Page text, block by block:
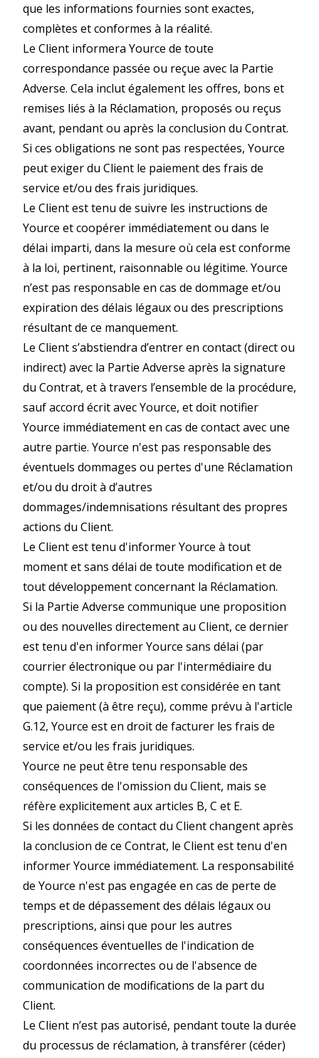
que les informations fournies sont exactes,
complètes et conformes à la réalité.
Le Client informera Yource de toute
correspondance passée ou reçue avec la Partie
Adverse. Cela inclut également les offres, bons et
remises liés à la Réclamation, proposés ou reçus
avant, pendant ou après la conclusion du Contrat.
Si ces obligations ne sont pas respectées, Yource
peut exiger du Client le paiement des frais de
service et/ou des frais juridiques.
Le Client est tenu de suivre les instructions de
Yource et coopérer immédiatement ou dans le
délai imparti, dans la mesure où cela est conforme
à la loi, pertinent, raisonnable ou légitime. Yource
n’est pas responsable en cas de dommage et/ou
expiration des délais légaux ou des prescriptions
résultant de ce manquement.
Le Client s’abstiendra d’entrer en contact (direct ou
indirect) avec la Partie Adverse après la signature
du Contrat, et à travers l’ensemble de la procédure,
sauf accord écrit avec Yource, et doit notifier
Yource immédiatement en cas de contact avec une
autre partie. Yource n'est pas responsable des
éventuels dommages ou pertes d'une Réclamation
et/ou du droit à d’autres
dommages/indemnisations résultant des propres
actions du Client.
Le Client est tenu d'informer Yource à tout
moment et sans délai de toute modification et de
tout développement concernant la Réclamation.
Si la Partie Adverse communique une proposition
ou des nouvelles directement au Client, ce dernier
est tenu d'en informer Yource sans délai (par
courrier électronique ou par l'intermédiaire du
compte). Si la proposition est considérée en tant
que paiement (à être reçu), comme prévu à l'article
G.12, Yource est en droit de facturer les frais de
service et/ou les frais juridiques.
Yource ne peut être tenu responsable des
conséquences de l'omission du Client, mais se
réfère explicitement aux articles B, C et E.
Si les données de contact du Client changent après
la conclusion de ce Contrat, le Client est tenu d'en
informer Yource immédiatement. La responsabilité
de Yource n'est pas engagée en cas de perte de
temps et de dépassement des délais légaux ou
prescriptions, ainsi que pour les autres
conséquences éventuelles de l'indication de
coordonnées incorrectes ou de l'absence de
communication de modifications de la part du
Client.
Le Client n’est pas autorisé, pendant toute la durée
du processus de réclamation, à transférer (céder)